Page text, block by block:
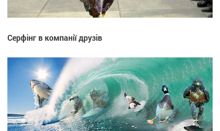
Серфінг в компанії друзів